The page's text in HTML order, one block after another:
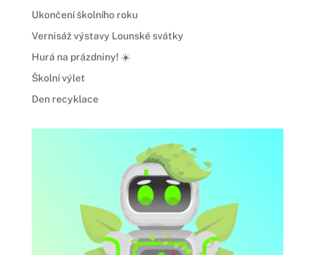
Ukončení školního roku
Vernisáž výstavy Lounské svátky
Hurá na prázdniny! ☀️
Školní výlet
Den recyklace